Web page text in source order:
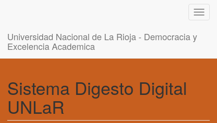
Universidad Nacional de La Rioja - Democracia y
Excelencia Academica
Sistema Digesto Digital
UNLaR